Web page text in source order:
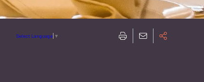
Select Language ▼